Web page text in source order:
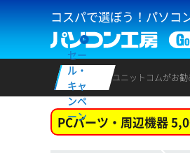
コスパで選ぼう！パソコ
セー
ル・
キャ
ンペ
ーン
ユニットコムがお
PCパーツ・周辺機器